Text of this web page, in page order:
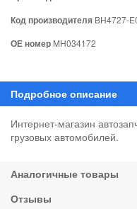
Код производителя BH4727-
ОЕ номер MH034172
Интернет-магазин
грузовых автомобилей.